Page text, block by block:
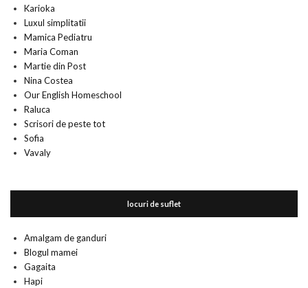
Karioka
Luxul simplitatii
Mamica Pediatru
Maria Coman
Martie din Post
Nina Costea
Our English Homeschool
Raluca
Scrisori de peste tot
Sofia
Vavaly
locuri de suflet
Amalgam de ganduri
Blogul mamei
Gagaita
Hapi